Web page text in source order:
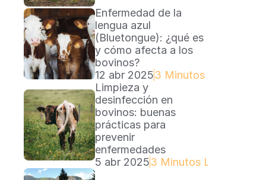
Enfermedad de la
lengua azul
(Bluetongue): ¿qué es
y cómo afecta a los
bovinos?
12 abr 20253 Minutos Lectura
Limpieza y
desinfección en
bovinos: buenas
prácticas para
prevenir
enfermedades
5 abr 20253 Minutos Lectura